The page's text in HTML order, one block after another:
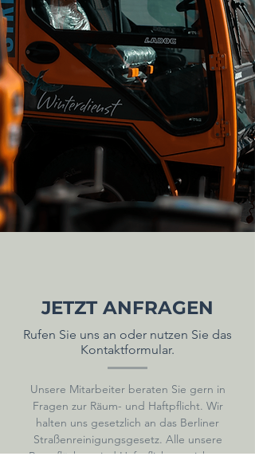
JETZT ANFRAGEN
Rufen Sie uns an oder nutzen Sie das
Kontaktformular.
Unsere Mitarbeiter beraten Sie gern in
Fragen zur Räum- und Haftpflicht. Wir
halten uns gesetzlich an das Berliner
Straßenreinigungsgesetz. Alle unsere
Raumflächen sind Haftpflicht versichert.